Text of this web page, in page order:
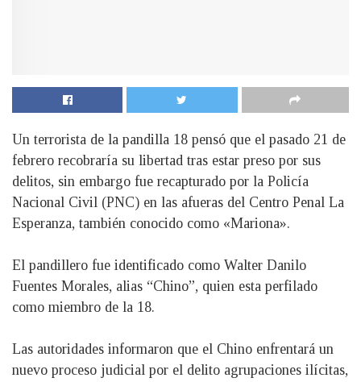
Un terrorista de la pandilla 18 pensó que el pasado 21 de
febrero recobraría su libertad tras estar preso por sus
delitos, sin embargo fue recapturado por la Policía
Nacional Civil (PNC) en las afueras del Centro Penal La
Esperanza, también conocido como «Mariona».
El pandillero fue identificado como Walter Danilo
Fuentes Morales, alias “Chino”, quien esta perfilado
como miembro de la 18.
Las autoridades informaron que el Chino enfrentará un
nuevo proceso judicial por el delito agrupaciones ilícitas,